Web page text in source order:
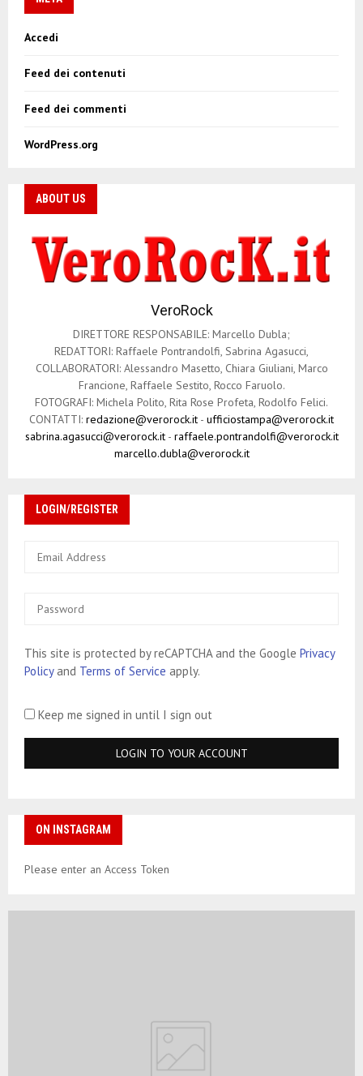
Accedi
Feed dei contenuti
Feed dei commenti
WordPress.org
ABOUT US
VeroRock
DIRETTORE RESPONSABILE: Marcello Dubla;
REDATTORI: Raffaele Pontrandolfi, Sabrina Agasucci,
COLLABORATORI: Alessandro Masetto, Chiara Giuliani, Marco
Francione, Raffaele Sestito, Rocco Faruolo.
FOTOGRAFI: Michela Polito, Rita Rose Profeta, Rodolfo Felici.
CONTATTI: redazione@verorock.it - ufficiostampa@verorock.it
sabrina.agasucci@verorock.it- raffaele.pontrandolfi@verorock.it
marcello.dubla@verorock.it
LOGIN/REGISTER
This site is protected by reCAPTCHA and the Google Privacy
Policyand Terms of Service apply.
Keep me signed in until I sign out
ON INSTAGRAM
Please enter an Access Token